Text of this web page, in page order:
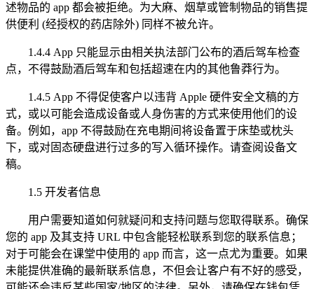
述物品的 app 都会被拒绝。为大麻、烟草或管制物品的销售提
供便利 (经授权的药店除外) 同样不被允许。
1.4.4 App 只能显示由相关执法部门公布的酒后驾车检查
点，不得鼓励酒后驾车和包括超速在内的其他鲁莽行为。
1.4.5 App 不得促使客户以违背 Apple 硬件安全文稿的方
式，或以可能会造成设备或人身伤害的方式来使用他们的设
备。例如，app 不得鼓励在充电期间将设备置于床垫或枕头
下，或对固态硬盘进行过多的写入循环操作。请查阅设备文
稿。
1.5 开发者信息
用户需要知道如何就疑问和支持问题与您取得联系。确保
您的 app 及其支持 URL 中包含能轻松联系到您的联系信息；
对于可能会在课堂中使用的 app 而言，这一点尤为重要。如果
未能提供准确的最新联系信息，不但会让客户有不好的感受，